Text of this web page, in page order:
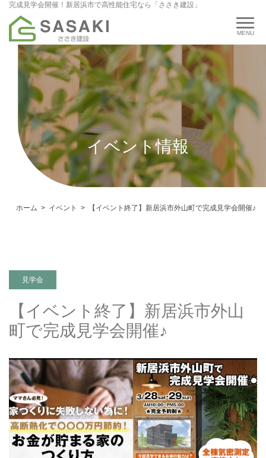
完成見学会開催！新居浜市で高性能住宅なら「ささき建設」
イベント情報
ホーム イベント 【イベント終了】新居浜市外山町で完成見学会開催♪
見学会
【イベント終了】新居浜市外山
町で完成見学会開催♪